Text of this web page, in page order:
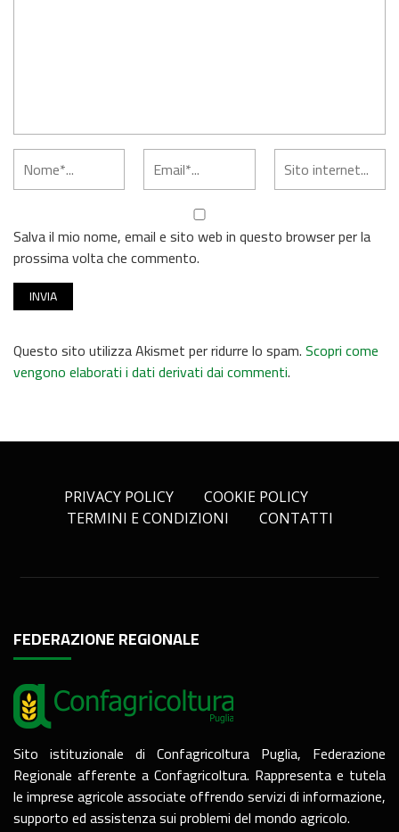
Salva il mio nome, email e sito web in questo browser per la
prossima volta che commento.
Questo sito utilizza Akismet per ridurre lo spam.Scopri come
vengono elaborati i dati derivati dai commenti.
PRIVACY POLICY
COOKIE POLICY
TERMINI E CONDIZIONI
CONTATTI
FEDERAZIONE REGIONALE
Sito istituzionale di Confagricoltura Puglia, Federazione
Regionale afferente a Confagricoltura. Rappresenta e tutela
le imprese agricole associate offrendo servizi di informazione,
supporto ed assistenza sui problemi del mondo agricolo.